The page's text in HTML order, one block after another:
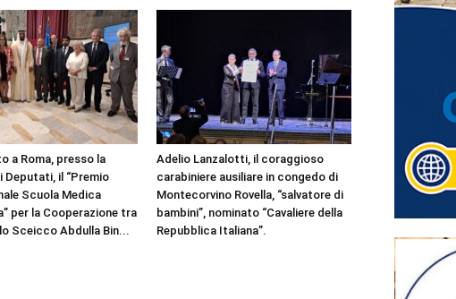
a Roma, presso la
Deputati, il “Premio
Scuola Medica
per la Cooperazione tra
Sceicco Abdulla Bin...
Adelio Lanzalotti, il coraggioso
carabiniere ausiliare in congedo di
Montecorvino Rovella, “salvatore di
bambini”, nominato “Cavaliere della
Repubblica Italiana”.